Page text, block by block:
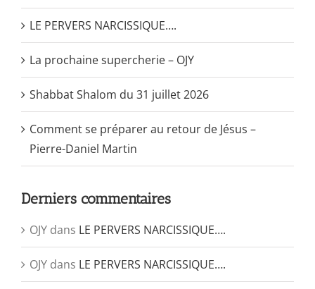
LE PERVERS NARCISSIQUE….
La prochaine supercherie – OJY
Shabbat Shalom du 31 juillet 2026
Comment se préparer au retour de Jésus –
Pierre-Daniel Martin
Derniers commentaires
OJY dans LE PERVERS NARCISSIQUE….
OJY dans LE PERVERS NARCISSIQUE….